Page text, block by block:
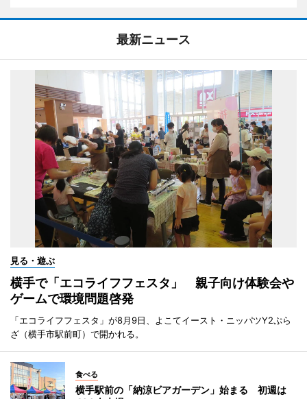
最新ニュース
見る・遊ぶ
横手で「エコライフフェスタ」 親子向け体験会や
ゲームで環境問題啓発
「エコライフフェスタ」が8月9日、よこてイースト・ニッパツY2ぷら
ざ（横手市駅前町）で開かれる。
食べる
横手駅前の「納涼ビアガーデン」始まる 初週は